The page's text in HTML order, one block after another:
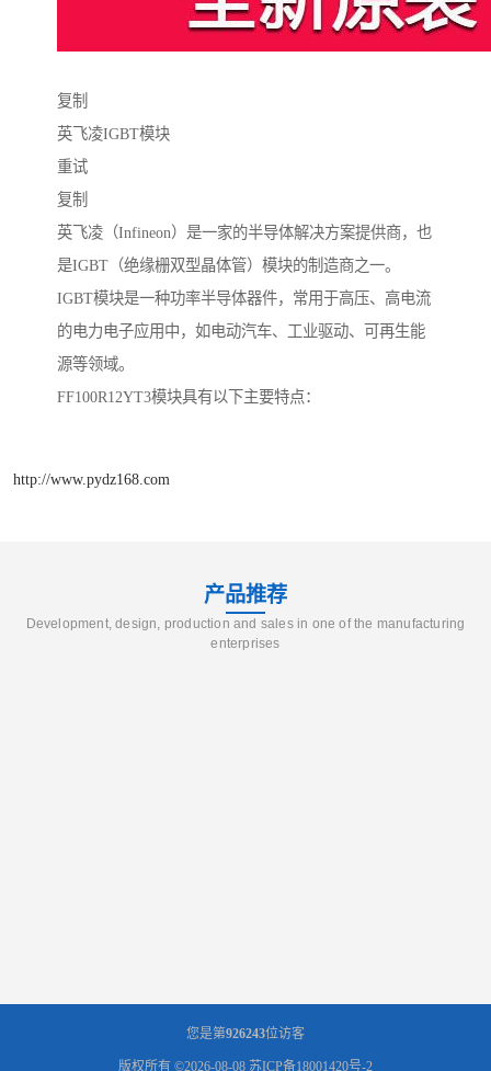
复制
英飞凌IGBT模块
重试
复制
英飞凌（Infineon）是一家的半导体解决方案提供商，也
是IGBT（绝缘栅双型晶体管）模块的制造商之一。
IGBT模块是一种功率半导体器件，常用于高压、高电流
的电力电子应用中，如电动汽车、工业驱动、可再生能
源等领域。
FF100R12YT3模块具有以下主要特点：
http://www.pydz168.com
产品推荐
Development, design, production and sales in one of the manufacturing
enterprises
您是第926243位访客
版权所有 ©2026-08-08 苏ICP备18001420号-2